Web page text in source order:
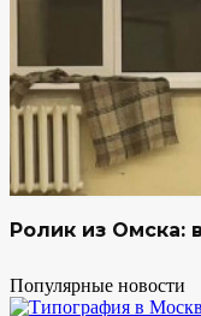
Ролик из Омска:
Популярные новости